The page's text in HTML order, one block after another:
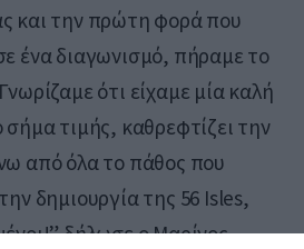
και την πρώτη φορά που
ένα διαγωνισμό, πήραμε το
ότι είχαμε μία καλή
τιμής, καθρεφτίζει την
από όλα το πάθος που
δημιουργία της 56 Isles,
δήλωσε ο Μαρίνος